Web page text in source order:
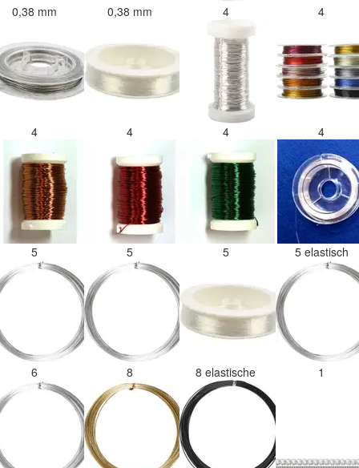
0,38 mm 0,38 mm 4 4
4 4 4 4
5 5 5 5 elastisch
6 8 8 elastische 1